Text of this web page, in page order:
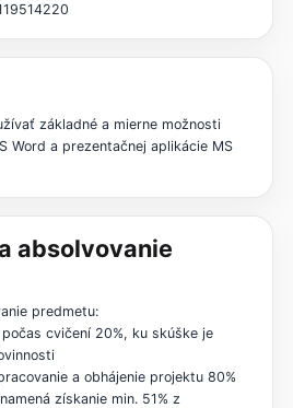
základné a mierne možnosti
Word a prezentačnej aplikácie MS
absolvovanie
predmetu:
cvičení 20%, ku skúške je
a obhájenie projektu 80%
získanie min. 51% z